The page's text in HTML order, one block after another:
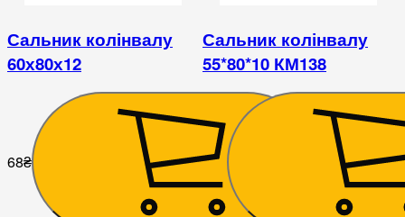
Сальник колінвалу
60х80х12
68₴
Сальник колінвалу
55*80*10 КМ138
68₴